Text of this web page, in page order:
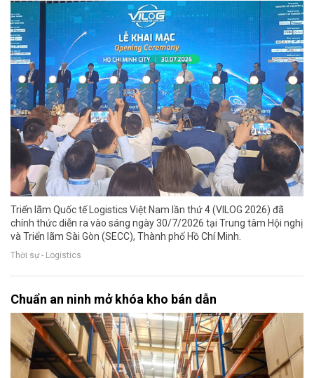
Triển lãm Quốc tế Logistics Việt Nam lần thứ 4 (VILOG 2026) đã
chính thức diễn ra vào sáng ngày 30/7/2026 tại Trung tâm Hội nghị
và Triển lãm Sài Gòn (SECC), Thành phố Hồ Chí Minh.
Thời sự - Logistics
Chuẩn an ninh mở khóa kho bán dẫn